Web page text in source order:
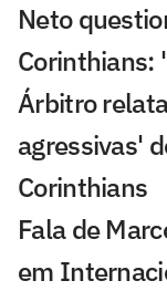
Neto
Corinthians:
Árbitro
agressivas'
Corinthians
Fala de
em